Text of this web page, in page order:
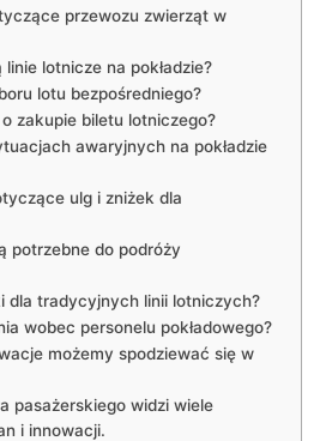
przewozu zwierząt w
linie lotnicze na pokładzie?
lotu bezpośredniego?
zakupie biletu lotniczego?
awaryjnych na pokładzie
ulg i zniżek dla
potrzebne do podróży
dla tradycyjnych linii lotniczych?
wobec personelu pokładowego?
możemy spodziewać się w
pasażerskiego widzi wiele
i innowacji.